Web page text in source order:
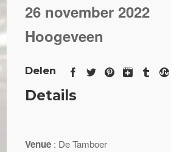
26 november 2022
Hoogeveen
Delen
Details
Venue : De Tamboer